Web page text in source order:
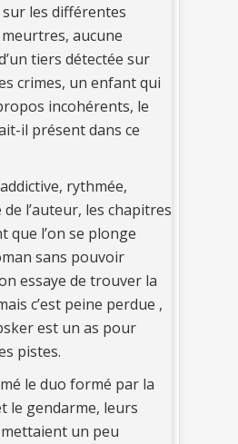
les différentes
aucune
tiers détectée sur
crimes, un enfant qui
incohérents, le
il présent dans ce
rythmée,
l’auteur, les chapitres
que l’on se plonge
sans pouvoir
essaye de trouver la
c’est peine perdue ,
est un as pour
pistes.
le duo formé par la
le gendarme, leurs
un peu